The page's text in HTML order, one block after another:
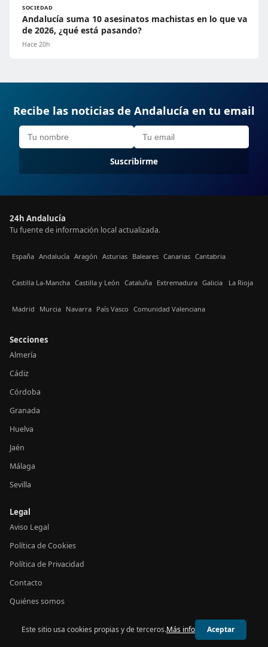
SOCIEDAD
Andalucía suma 10 asesinatos machistas en lo que va
de 2026, ¿qué está pasando?
Hace 20h
Recibe las noticias de Andalucía en tu email
Suscribirme
24h Andalucía
Tu fuente de información local actualizada.
España Andalucía Aragón Asturias Baleares Canarias Cantabria
Castilla La-Mancha Castilla y León Cataluña Extremadura Galicia La Rioja
Madrid Murcia Navarra País Vasco Comunidad Valenciana
Secciones
Almería
Cádiz
Córdoba
Granada
Huelva
Jaén
Málaga
Sevilla
Legal
Aviso Legal
Política de Cookies
Política de Privacidad
Contacto
Quiénes somos
© 2026 24h Andalucía
Este sitio usa cookies propias y de terceros.Más info Aceptar